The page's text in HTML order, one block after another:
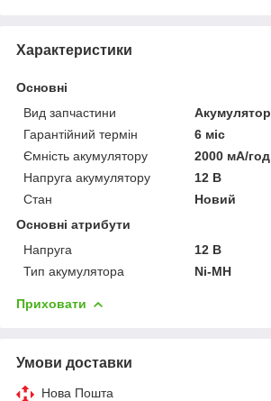
Характеристики
Основні
Вид запчастини
Акумулятор
Гарантійний термін
6 міс
Ємність акумулятору
2000 мА/год
Напруга акумулятору
12 В
Стан
Новий
Основні атрибути
Напруга
12 В
Тип акумулятора
Ni-MH
Приховати
Умови доставки
Нова Пошта